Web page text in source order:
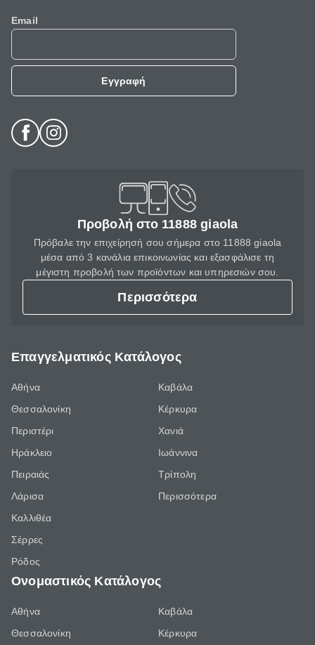
Email
Εγγραφή
Προβολή στο 11888 giaola
Πρόβαλε την επιχείρησή σου σήμερα στο 11888 giaola
μέσα από 3 κανάλια επικοινωνίας και εξασφάλισε τη
μέγιστη προβολή των προϊόντων και υπηρεσιών σου.
Περισσότερα
Επαγγελματικός Κατάλογος
Αθήνα
Θεσσαλονίκη
Περιστέρι
Ηράκλειο
Πειραιάς
Λάρισα
Καλλιθέα
Σέρρες
Ρόδος
Καβάλα
Κέρκυρα
Χανιά
Ιωάννινα
Τρίπολη
Περισσότερα
Ονομαστικός Κατάλογος
Αθήνα
Θεσσαλονίκη
Καβάλα
Κέρκυρα